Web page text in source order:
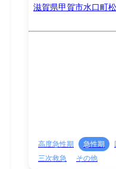
滋賀県甲賀市水口町
高度急性期 急性期
三次救急
その他